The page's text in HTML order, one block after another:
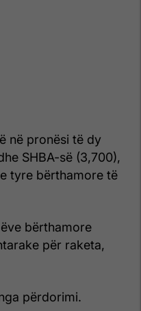
në pronësi të dy
SHBA-së (3,700),
tyre bërthamore të
bërthamore
për raketa,
përdorimi.